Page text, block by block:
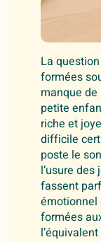
La
formées
manque
petite
riche et
difficile
poste le
l’usure
fassent
émotionnel
formées